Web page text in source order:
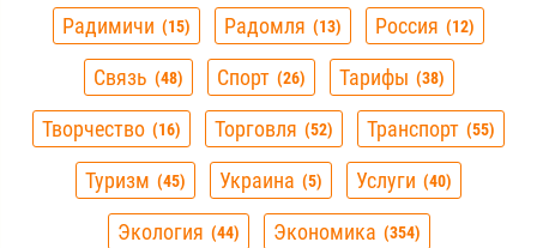
Радимичи 15 Радомля 13 Россия 12
Связь 48 Спорт 26 Тарифы 38
Творчество 16 Торговля 52 Транспорт 55
Туризм 45 Украина 5 Услуги 40
Экология 44 Экономика 354